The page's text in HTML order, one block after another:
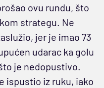
ovu rundu, što
strategu. Ne
jer je imao 73
udarac ka golu
je nedopustivo.
ispustio iz ruku, iako